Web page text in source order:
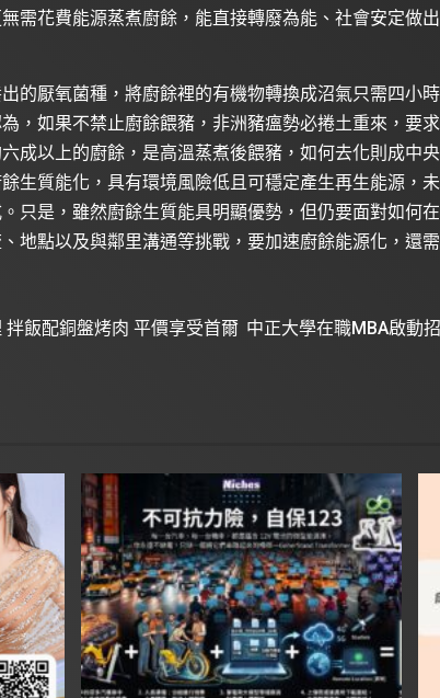
需花費能源蒸煮廚餘，能直接轉廢為能、社會安定做出
的厭氧菌種，將廚餘裡的有機物轉換成沼氣只需四小
，如果不禁止廚餘餵豬，非洲豬瘟勢必捲土重來，要
成以上的廚餘，是高溫蒸煮後餵豬，如何去化則成中
生質能化，具有環境風險低且可穩定產生再生能源，
只是，雖然廚餘生質能具明顯優勢，但仍要面對如何
地點以及與鄰里溝通等挑戰，要加速廚餘能源化，還
飯配銅盤烤肉 平價享受首爾 中正大學在職MBA啟動